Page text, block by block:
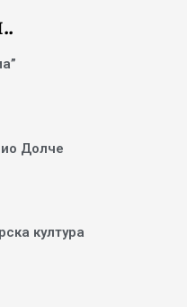
Долче
култура